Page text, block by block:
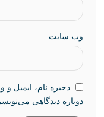
وب‌ سایت
ذخیره نام، ایمیل
دوباره دیدگاهی